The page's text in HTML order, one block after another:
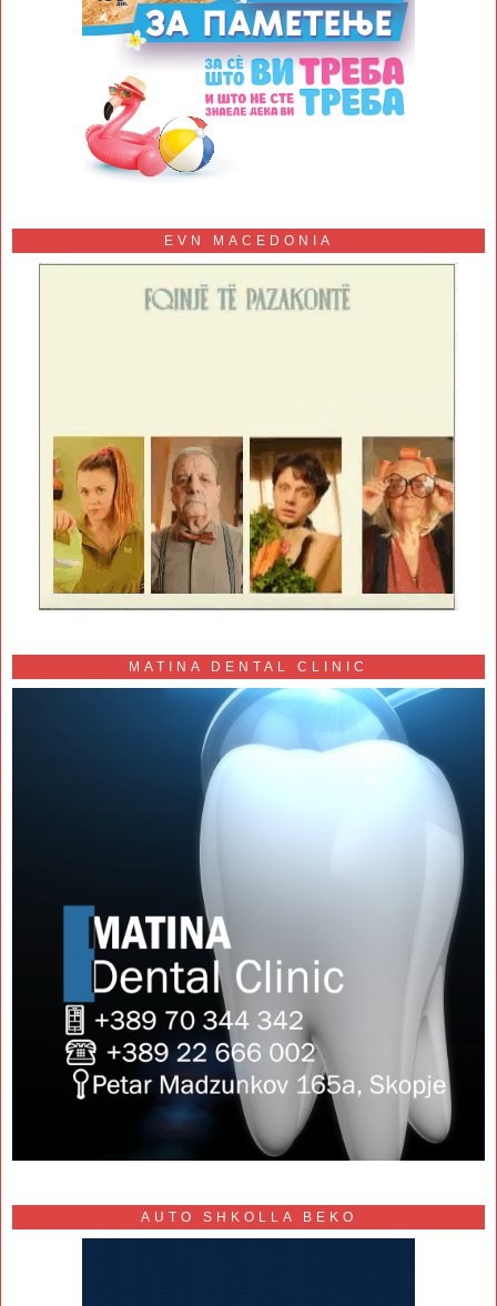
EVN MACEDONIA
MATINA DENTAL CLINIC
AUTO SHKOLLA BEKO